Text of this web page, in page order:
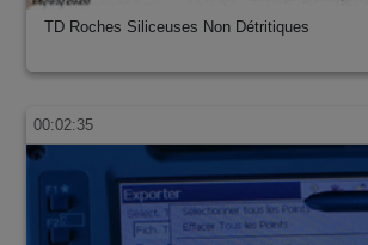
TD Roches Siliceuses Non Détritiques
00:02:35